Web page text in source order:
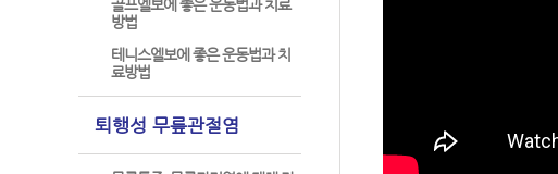
골프엘보에 좋은 운동법과 치료
방법
테니스엘보에 좋은 운동법과 치
료방법
퇴행성 무릎관절염